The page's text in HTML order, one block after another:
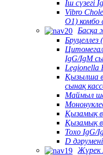
Іш сүзегі
Vibro
O1) комбо
Басқа
IgG/IgM
Legionella
Қызылша
сынақ
Маймыл
Қызамық
Қызамық
Toxo IgG/
D
Жүрек